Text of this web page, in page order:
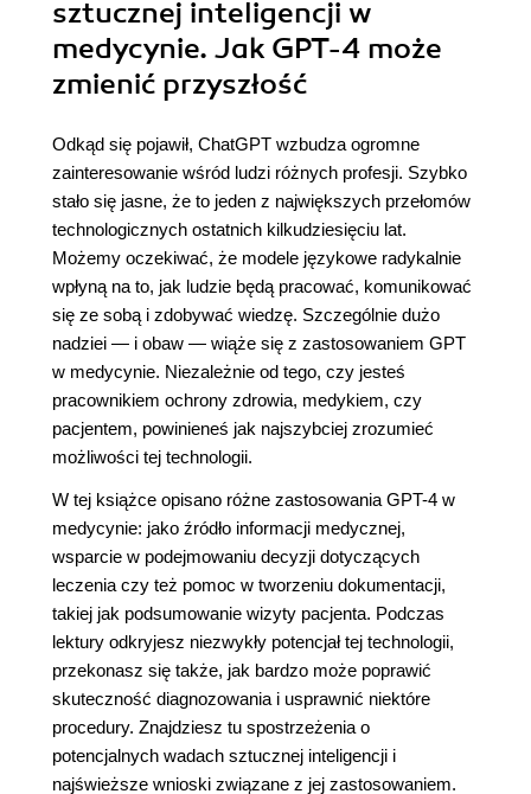
sztucznej inteligencji w
medycynie. Jak GPT-4 może
zmienić przyszłość
Odkąd się pojawił, ChatGPT wzbudza ogromne
zainteresowanie wśród ludzi różnych profesji. Szybko
stało się jasne, że to jeden z największych przełomów
technologicznych ostatnich kilkudziesięciu lat.
Możemy oczekiwać, że modele językowe radykalnie
wpłyną na to, jak ludzie będą pracować, komunikować
się ze sobą i zdobywać wiedzę. Szczególnie dużo
nadziei ― i obaw ― wiąże się z zastosowaniem GPT
w medycynie. Niezależnie od tego, czy jesteś
pracownikiem ochrony zdrowia, medykiem, czy
pacjentem, powinieneś jak najszybciej zrozumieć
możliwości tej technologii.
W tej książce opisano różne zastosowania GPT-4 w
medycynie: jako źródło informacji medycznej,
wsparcie w podejmowaniu decyzji dotyczących
leczenia czy też pomoc w tworzeniu dokumentacji,
takiej jak podsumowanie wizyty pacjenta. Podczas
lektury odkryjesz niezwykły potencjał tej technologii,
przekonasz się także, jak bardzo może poprawić
skuteczność diagnozowania i usprawnić niektóre
procedury. Znajdziesz tu spostrzeżenia o
potencjalnych wadach sztucznej inteligencji i
najświeższe wnioski związane z jej zastosowaniem.